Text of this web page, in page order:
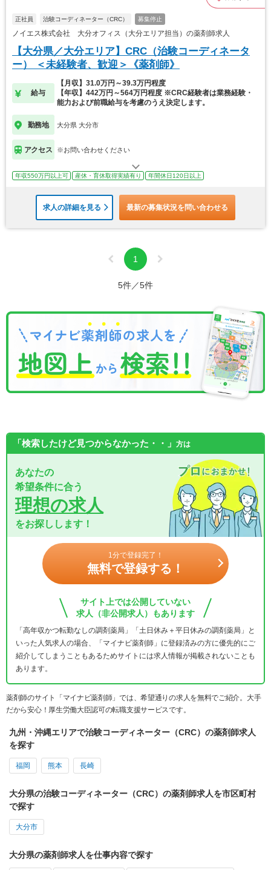
正社員 治験コーディネーター（CRC） 募集停止
ノイエス株式会社 大分オフィス（大分エリア担当）の薬剤師求人
【大分県／大分エリア】CRC（治験コーディネータ
ー） ＜未経験者、歓迎＞《薬剤師》
給与
【月収】31.0万円～39.3万円程度
【年収】442万円～564万円程度 ※CRC経験者は業務経験・
能力および前職給与を考慮のうえ決定します。
勤務地 大分県 大分市
アクセス ※お問い合わせください
年収550万円以上可 産休・育休取得実績有り 年間休日120日以上
求人の詳細を見る 最新の募集状況を問い合わせる
1
5件／5件
「検索したけど見つからなかった・・」 方は
あなたの
希望条件に合う
理想の求人
をお探しします！
1分で登録完了！
無料で登録する！
サイト上では公開していない
求人（非公開求人）もあります
「高年収かつ転勤なしの調剤薬局」「土日休み＋平日休みの調剤薬局」と
いった人気求人の場合、「マイナビ薬剤師」に登録済みの方に優先的にご
紹介してしまうこともあるためサイトには求人情報が掲載されないことも
あります。
薬剤師のサイト「マイナビ薬剤師」では、希望通りの求人を無料でご紹介。大手
だから安心！厚生労働大臣認可の転職支援サービスです。
九州・沖縄エリアで治験コーディネーター（CRC）の薬剤師求人
を探す
福岡 熊本 長崎
大分県の治験コーディネーター（CRC）の薬剤師求人を市区町村
で探す
大分市
大分県の薬剤師求人を仕事内容で探す